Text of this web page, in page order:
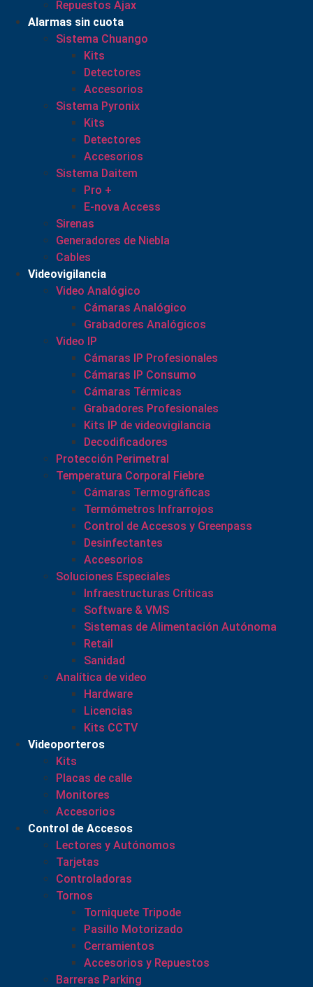
Repuestos Ajax
Alarmas sin cuota
Sistema Chuango
Kits
Detectores
Accesorios
Sistema Pyronix
Kits
Detectores
Accesorios
Sistema Daitem
Pro +
E-nova Access
Sirenas
Generadores de Niebla
Cables
Videovigilancia
Video Analógico
Cámaras Analógico
Grabadores Analógicos
Video IP
Cámaras IP Profesionales
Cámaras IP Consumo
Cámaras Térmicas
Grabadores Profesionales
Kits IP de videovigilancia
Decodificadores
Protección Perimetral
Temperatura Corporal Fiebre
Cámaras Termográficas
Termómetros Infrarrojos
Control de Accesos y Greenpass
Desinfectantes
Accesorios
Soluciones Especiales
Infraestructuras Críticas
Software & VMS
Sistemas de Alimentación Autónoma
Retail
Sanidad
Analítica de video
Hardware
Licencias
Kits CCTV
Videoporteros
Kits
Placas de calle
Monitores
Accesorios
Control de Accesos
Lectores y Autónomos
Tarjetas
Controladoras
Tornos
Torniquete Tripode
Pasillo Motorizado
Cerramientos
Accesorios y Repuestos
Barreras Parking